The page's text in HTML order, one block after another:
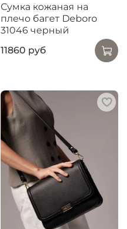
Сумка кожаная на
плечо багет Deboro
31046 черный
11860 руб